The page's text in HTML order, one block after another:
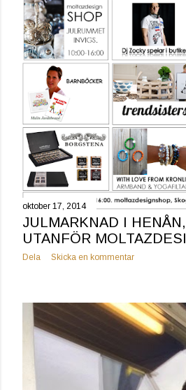
oktober 17, 2014
JULMARKNAD I
UTANFÖR
Dela Skicka en kommentar